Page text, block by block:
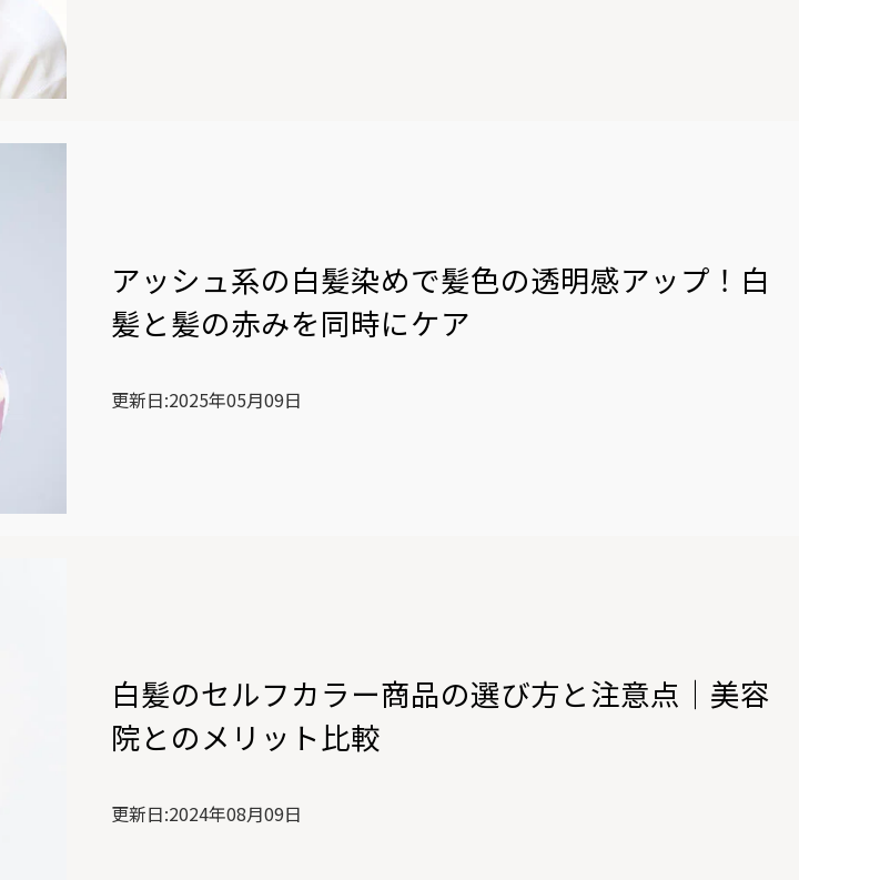
アッシュ系の白髪染めで髪色の透明感アップ！白
髪と髪の赤みを同時にケア
更新日:2025年05月09日
白髪のセルフカラー商品の選び方と注意点│美容
院とのメリット比較
更新日:2024年08月09日